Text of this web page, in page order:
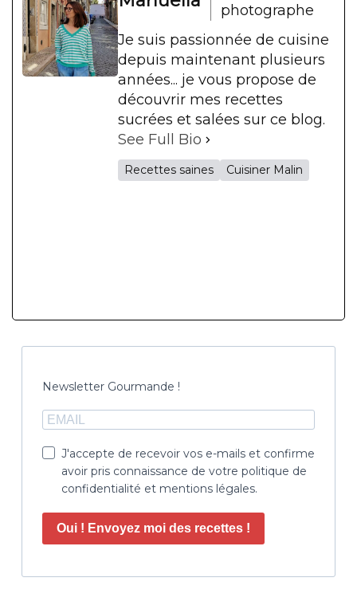
photographe
Je suis passionnée de cuisine
depuis maintenant plusieurs
années... je vous propose de
découvrir mes recettes
sucrées et salées sur ce blog.
See Full Bio
Recettes saines Cuisiner Malin
Newsletter Gourmande !
J'accepte de recevoir vos e-mails et confirme
avoir pris connaissance de votre politique de
confidentialité et mentions légales.
Oui ! Envoyez moi des recettes !